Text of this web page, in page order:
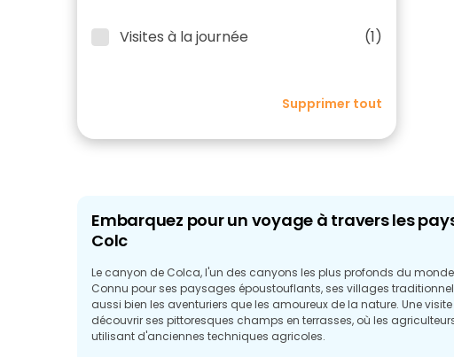
Visites à la journée (1)
Supprimer tout
Embarquez pour un voyage à travers les
Colc
Le canyon de Colca, l'un des canyons les plus profonds du
Connu pour ses paysages époustouflants, ses villages
aussi bien les aventuriers que les amoureux de la nature. Une
découvrir ses pittoresques champs en terrasses, où les
utilisant d'anciennes techniques agricoles.